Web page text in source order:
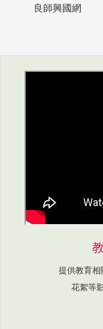
良師興國網
提供教育相
花絮等